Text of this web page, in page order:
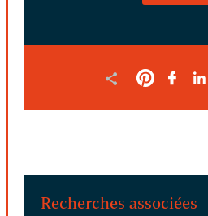
Recherches associées